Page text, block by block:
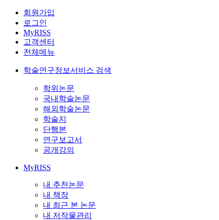
회원가입
로그인
MyRISS
고객센터
전체메뉴
학술연구정보서비스 검색
학위논문
국내학술논문
해외학술논문
학술지
단행본
연구보고서
공개강의
MyRISS
내 추천논문
내 책장
내 최근 본 논문
내 저작물관리